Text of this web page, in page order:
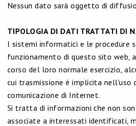
Nessun dato sarà oggetto di
TIPOLOGIA DI DATI TRATTATI DI
I sistemi informatici e le procedure
funzionamento di questo sito web,
corso del loro normale esercizio,
cui trasmissione è implicita nell'uso
comunicazione di Internet.
Si tratta di informazioni che non
associate a interessati identificati,